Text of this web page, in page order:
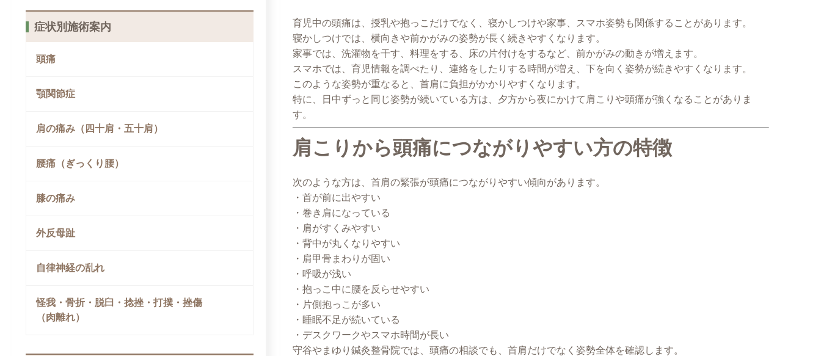
症状別施術案内
頭痛
顎関節症
肩の痛み（四十肩・五十肩）
腰痛（ぎっくり腰）
膝の痛み
外反母趾
自律神経の乱れ
怪我・骨折・脱臼・捻挫・打撲・挫傷
（肉離れ）
育児中の頭痛は、授乳や抱っこだけでなく、寝かしつけや家事、スマホ姿勢も関係することがあります。
寝かしつけでは、横向きや前かがみの姿勢が長く続きやすくなります。
家事では、洗濯物を干す、料理をする、床の片付けをするなど、前かがみの動きが増えます。
スマホでは、育児情報を調べたり、連絡をしたりする時間が増え、下を向く姿勢が続きやすくなります。
このような姿勢が重なると、首肩に負担がかかりやすくなります。
特に、日中ずっと同じ姿勢が続いている方は、夕方から夜にかけて肩こりや頭痛が強くなることがありま
す。
肩こりから頭痛につながりやすい方の特徴
次のような方は、首肩の緊張が頭痛につながりやすい傾向があります。
・首が前に出やすい
・巻き肩になっている
・肩がすくみやすい
・背中が丸くなりやすい
・肩甲骨まわりが固い
・呼吸が浅い
・抱っこ中に腰を反らせやすい
・片側抱っこが多い
・睡眠不足が続いている
・デスクワークやスマホ時間が長い
守谷やまゆり鍼灸整骨院では、頭痛の相談でも、首肩だけでなく姿勢全体を確認します。